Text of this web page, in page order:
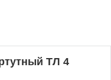
ТЛ 4